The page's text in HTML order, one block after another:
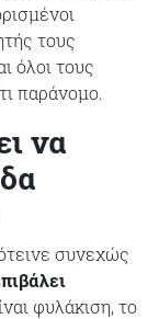
τους
όλοι τους
παράνομο.
να
συνεχώς
φυλάκιση, το